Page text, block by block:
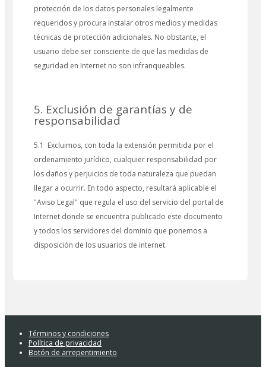
protección de los datos personales legalmente
requeridos y procura instalar otros medios y medidas
técnicas de protección adicionales. No obstante, el
usuario debe ser consciente de que las medidas de
seguridad en Internet no son infranqueables.
5. Exclusión de garantías y de
responsabilidad
5.1 Excluimos, con toda la extensión permitida por el
ordenamiento jurídico, cualquier responsabilidad por
los daños y perjuicios de toda naturaleza que puedan
llegar a ocurrir. En todo aspecto, resultará aplicable el
"Aviso Legal" que regula el uso del servicio del portal de
Internet donde se encuentra publicado este documento
y todos los servidores del dominio que ponemos a
disposición de los usuarios de internet.
Términos y condiciones
Política de privacidad
Botón de arrepentimiento